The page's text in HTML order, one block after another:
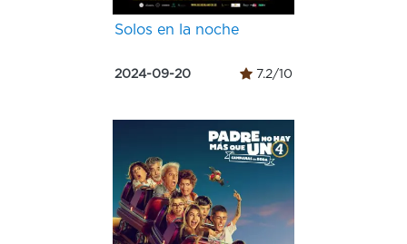
Solos en la noche
2024-09-20 7.2/10